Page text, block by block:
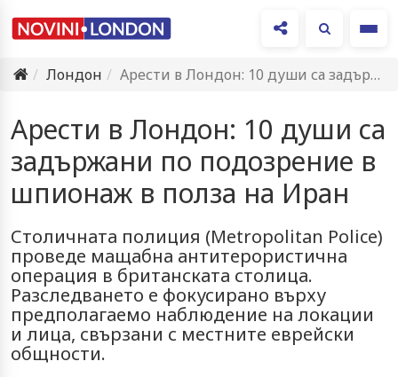
Лондон
Арести в Лондон: 10 души са задържани по подозрение в…
Арести в Лондон: 10 души са
задържани по подозрение в
шпионаж в полза на Иран
Столичната полиция (Metropolitan Police)
проведе мащабна антитерористична
операция в британската столица.
Разследването е фокусирано върху
предполагаемо наблюдение на локации
и лица, свързани с местните еврейски
общности.